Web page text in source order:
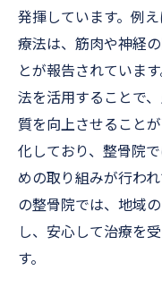
発揮しています。例
療法は、筋肉や神経
とが報告されていま
法を活用することで
質を向上させること
化しており、整骨院
めの取り組みが行わ
の整骨院では、地域
し、安心して治療を
す。